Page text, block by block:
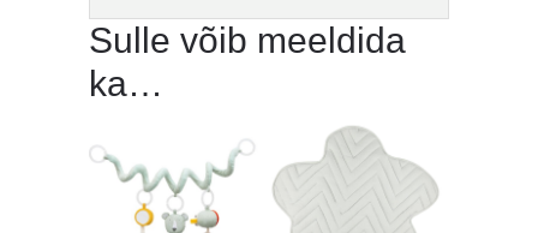
Sulle võib meeldida
ka…